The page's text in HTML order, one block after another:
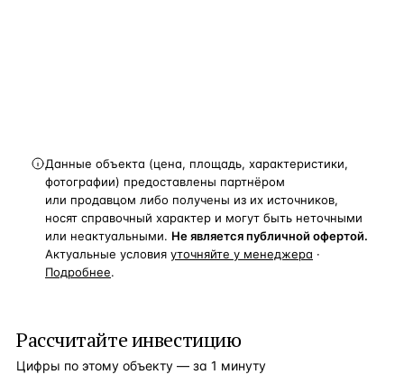
Данные объекта (цена, площадь, характеристики,
фотографии) предоставлены партнёром
или продавцом либо получены из их источников,
носят справочный характер и могут быть неточными
или неактуальными. Не является публичной офертой.
Актуальные условия уточняйте у менеджера ·
Подробнее.
Рассчитайте инвестицию
Цифры по этому объекту — за 1 минуту